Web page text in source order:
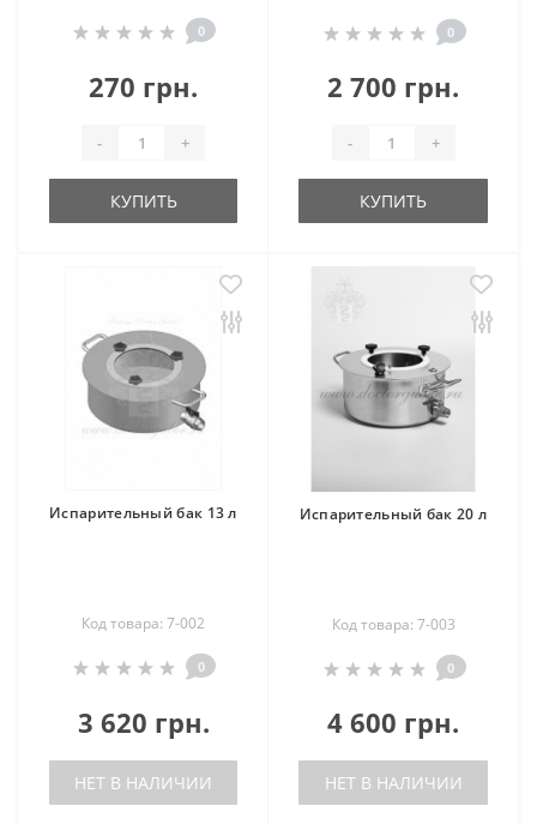
0
270 грн.
- +
КУПИТЬ
0
2 700 грн.
- +
КУПИТЬ
Испарительный бак 13 л
Код товара: 7-002
0
3 620 грн.
НЕТ В НАЛИЧИИ
Испарительный бак 20 л
Код товара: 7-003
0
4 600 грн.
НЕТ В НАЛИЧИИ